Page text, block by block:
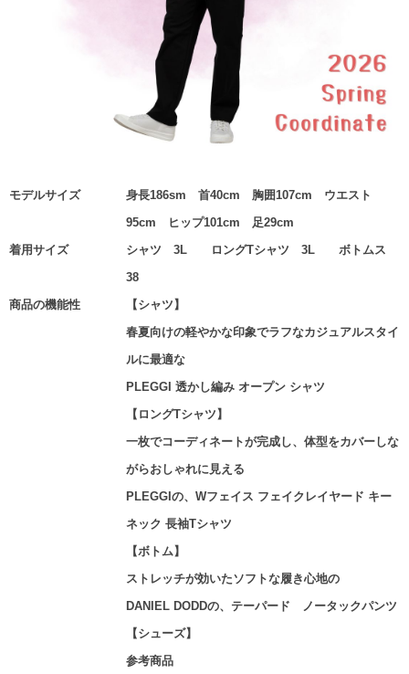
モデルサイズ
身長186sm 首40cm 胸囲107cm ウエスト
95cm ヒップ101cm 足29cm
着用サイズ
シャツ 3L ロングTシャツ 3L ボトムス
38
商品の機能性
【シャツ】
春夏向けの軽やかな印象でラフなカジュアルスタイ
ルに最適な
PLEGGI 透かし編み オープン シャツ
【ロングTシャツ】
一枚でコーディネートが完成し、体型をカバーしな
がらおしゃれに見える
PLEGGIの、Wフェイス フェイクレイヤード キー
ネック 長袖Tシャツ
【ボトム】
ストレッチが効いたソフトな履き心地の
DANIEL DODDの、テーパード ノータックパンツ
【シューズ】
参考商品